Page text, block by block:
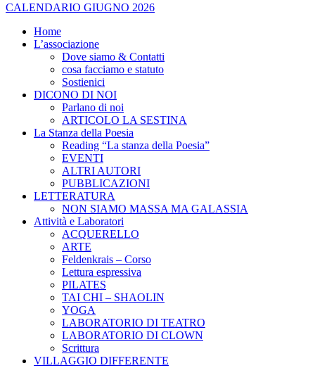
CALENDARIO GIUGNO 2026
Home
L’associazione
Dove siamo & Contatti
cosa facciamo e statuto
Sostienici
DICONO DI NOI
Parlano di noi
ARTICOLO LA SESTINA
La Stanza della Poesia
Reading “La stanza della Poesia”
EVENTI
ALTRI AUTORI
PUBBLICAZIONI
LETTERATURA
NON SIAMO MASSA MA GALASSIA
Attività e Laboratori
ACQUERELLO
ARTE
Feldenkrais – Corso
Lettura espressiva
PILATES
TAI CHI – SHAOLIN
YOGA
LABORATORIO DI TEATRO
LABORATORIO DI CLOWN
Scrittura
VILLAGGIO DIFFERENTE